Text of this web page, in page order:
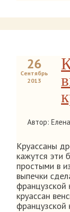
26
Сентябрь
2013
Автор: Елена
Круассаны
кажутся эти
простыми в
выпечки
французской
круассан